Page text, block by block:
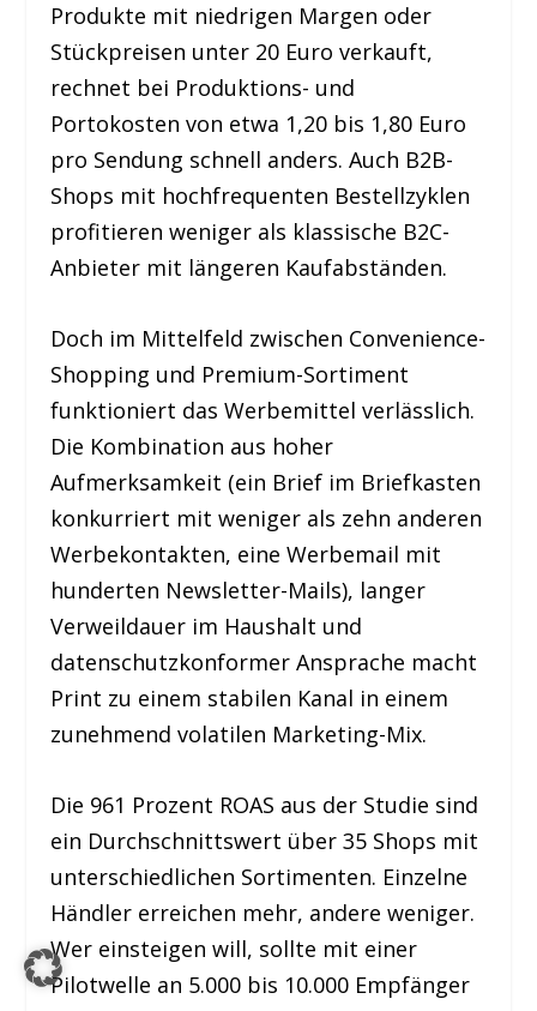
Produkte mit niedrigen Margen oder
Stückpreisen unter 20 Euro verkauft,
rechnet bei Produktions- und
Portokosten von etwa 1,20 bis 1,80 Euro
pro Sendung schnell anders. Auch B2B-
Shops mit hochfrequenten Bestellzyklen
profitieren weniger als klassische B2C-
Anbieter mit längeren Kaufabständen.
Doch im Mittelfeld zwischen Convenience-
Shopping und Premium-Sortiment
funktioniert das Werbemittel verlässlich.
Die Kombination aus hoher
Aufmerksamkeit (ein Brief im Briefkasten
konkurriert mit weniger als zehn anderen
Werbekontakten, eine Werbemail mit
hunderten Newsletter-Mails), langer
Verweildauer im Haushalt und
datenschutzkonformer Ansprache macht
Print zu einem stabilen Kanal in einem
zunehmend volatilen Marketing-Mix.
Die 961 Prozent ROAS aus der Studie sind
ein Durchschnittswert über 35 Shops mit
unterschiedlichen Sortimenten. Einzelne
Händler erreichen mehr, andere weniger.
Wer einsteigen will, sollte mit einer
Pilotwelle an 5.000 bis 10.000 Empfänger